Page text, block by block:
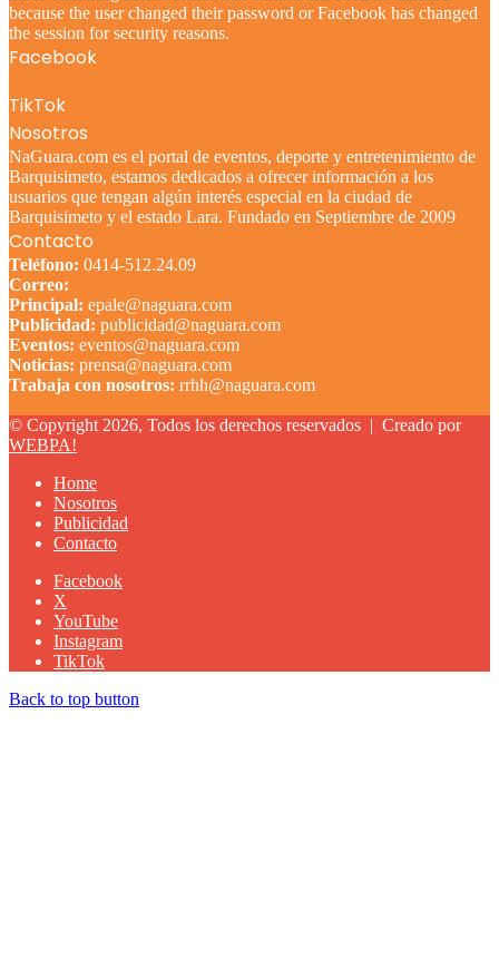
because the user changed their password or Facebook has changed
the session for security reasons.
Facebook
TikTok
Nosotros
NaGuara.com es el portal de eventos, deporte y entretenimiento de
Barquisimeto, estamos dedicados a ofrecer información a los
usuarios que tengan algún interés especial en la ciudad de
Barquisimeto y el estado Lara. Fundado en Septiembre de 2009
Contacto
Teléfono: 0414-512.24.09
Correo:
Principal: epale@naguara.com
Publicidad: publicidad@naguara.com
Eventos: eventos@naguara.com
Noticias: prensa@naguara.com
Trabaja con nosotros: rrhh@naguara.com
© Copyright 2026, Todos los derechos reservados | Creado por
WEBPA!
Home
Nosotros
Publicidad
Contacto
Facebook
X
YouTube
Instagram
TikTok
Back to top button